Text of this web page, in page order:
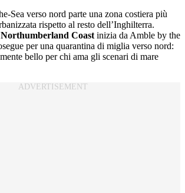
Sea verso nord parte una zona costiera più
rispetto al resto dell’Inghilterra.
Northumberland Coast inizia da Amble by the
per una quarantina di miglia verso nord:
bello per chi ama gli scenari di mare